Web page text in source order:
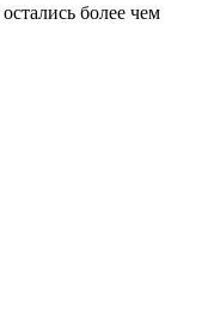
более чем